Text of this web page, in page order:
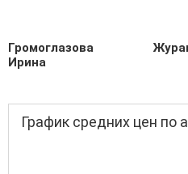
Громоглазова
Ирина
График средних цен по